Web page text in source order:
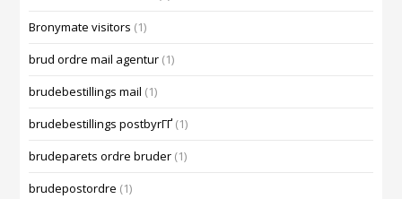
Bronymate visitors (1)
brud ordre mail agentur (1)
brudebestillings mail (1)
brudebestillings postbyrГҐ (1)
brudeparets ordre bruder (1)
brudepostordre (1)